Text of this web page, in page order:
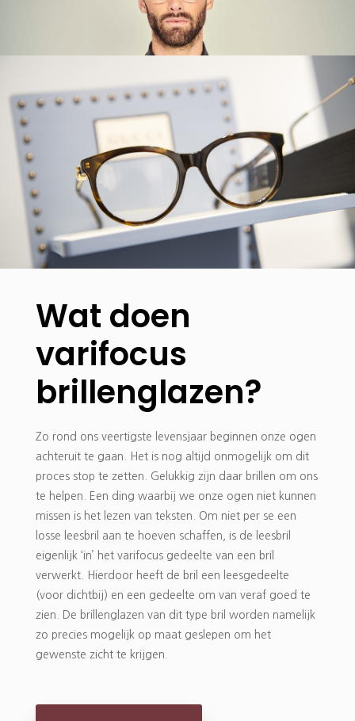
Wat doen
varifocus
brillenglazen?
Zo rond ons veertigste levensjaar beginnen onze ogen
achteruit te gaan. Het is nog altijd onmogelijk om dit
proces stop te zetten. Gelukkig zijn daar brillen om ons
te helpen. Een ding waarbij we onze ogen niet kunnen
missen is het lezen van teksten. Om niet per se een
losse leesbril aan te hoeven schaffen, is de leesbril
eigenlijk ‘in’ het varifocus gedeelte van een bril
verwerkt. Hierdoor heeft de bril een leesgedeelte
(voor dichtbij) en een gedeelte om van veraf goed te
zien. De brillenglazen van dit type bril worden namelijk
zo precies mogelijk op maat geslepen om het
gewenste zicht te krijgen.